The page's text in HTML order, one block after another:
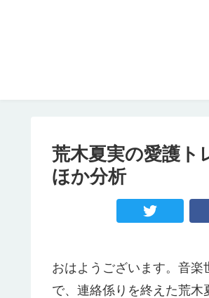
荒木夏実の愛護ト
ほか分析
おはようございます。音
で、連絡係りを終えた荒